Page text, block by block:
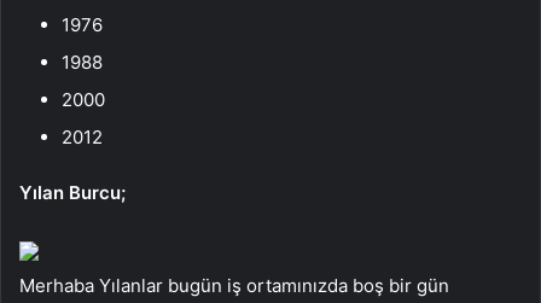
1976
1988
2000
2012
Yılan Burcu;
Merhaba Yılanlar bugün iş ortamınızda boş bir gün